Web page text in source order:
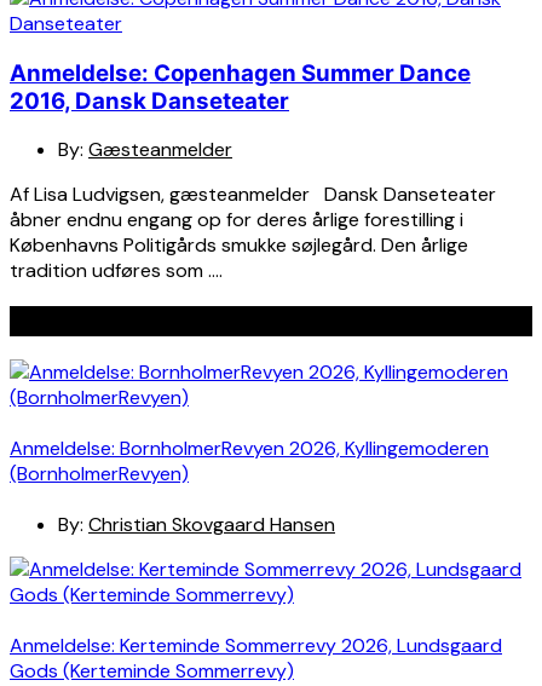
Anmeldelse: Copenhagen Summer Dance
2016, Dansk Danseteater
By: Gæsteanmelder
Af Lisa Ludvigsen, gæsteanmelder Dansk Danseteater
åbner endnu engang op for deres årlige forestilling i
Københavns Politigårds smukke søjlegård. Den årlige
tradition udføres som ….
Anmeldelse: BornholmerRevyen 2026, Kyllingemoderen
(BornholmerRevyen)
By: Christian Skovgaard Hansen
Anmeldelse: Kerteminde Sommerrevy 2026, Lundsgaard
Gods (Kerteminde Sommerrevy)